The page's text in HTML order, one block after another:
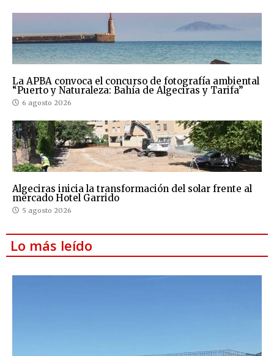
La APBA convoca el concurso de fotografía ambiental
“Puerto y Naturaleza: Bahía de Algeciras y Tarifa”
6 agosto 2026
Algeciras inicia la transformación del solar frente al
mercado Hotel Garrido
5 agosto 2026
Lo más leído